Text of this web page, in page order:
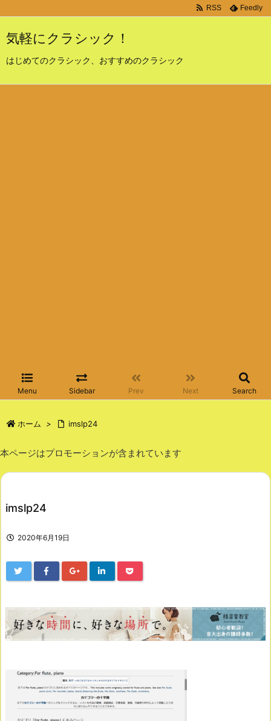
気軽にクラシック！
はじめてのクラシック、おすすめのクラシック
Menu Sidebar Prev Next Search
RSS Feedly
ホーム > imslp24
本ページはプロモーションが含まれています
imslp24
2020年6月19日